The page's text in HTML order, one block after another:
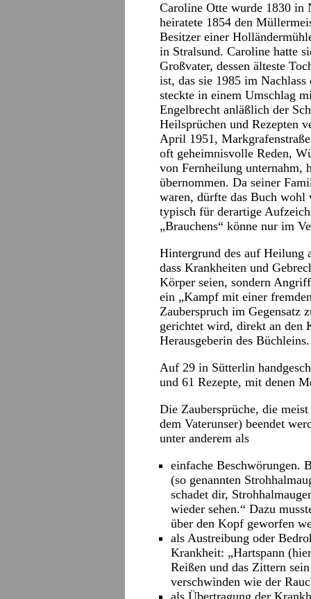
Caroline Otte wurde 1830 in
heiratete 1854 den
Besitzer einer
in Stralsund. Caroline hatte
Großvater, dessen älteste
ist, das sie 1985 im
steckte in einem Umschlag
Engelbrecht anläßlich der
Heilsprüchen und Rezepten
April 1951,
oft geheimnisvolle Reden,
von Fernheilung unternahm,
übernommen. Da seiner
waren, dürfte das Buch wohl
typisch für derartige
„Brauchens“ könne nur im
Hintergrund des auf Heilung
dass Krankheiten und
Körper seien, sondern
ein „Kampf mit einer
Zauberspruch im Gegensatz
gerichtet wird, direkt an den
Herausgeberin des Büchleins.
Auf 29 in Sütterlin
und 61 Rezepte, mit denen
Die Zaubersprüche, die
dem Vaterunser) beendet
unter anderem als
einfache Beschwörungen.
(so genannten
schadet dir,
wieder sehen.“ Dazu
über den Kopf geworfen
als Austreibung oder
Krankheit: „Hartspann
Reißen und das Zittern
verschwinden wie der
als Übertragung der